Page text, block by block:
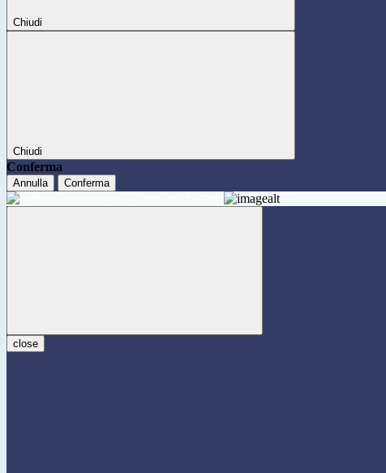
Chiudi
Chiudi
Conferma
Annulla Conferma
close